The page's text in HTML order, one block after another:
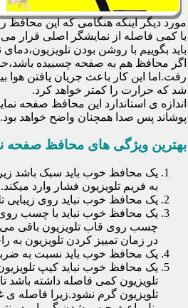
مورد دیگر اینکه هنگامی که این محافظ
با کمی فاصله از نمایشگر اصلی قرار می
باید بگوییم با روشن بودن
اگر محافظ هم به صفحه چسبیده
رفت.اما این کار باعث جریان یافتن هوا
شد که حرارت را کمتر خواهد کرد.
اندازه ی استاندارد این محافظ صفحه
پوشاند پس صدا همچنان واضح خواهد بود.
بهترین ویژگی های محافظ صفحه
یک محافظ خوب باید سبک باشد
به فریم تلویزیون فشار وارد میکند.
یک محافظ خوب نباید روی زیبایی
یک محافظ خوب نباید با چسب
چسب روی قاب تلویزیون باقی می
در زمان تمییز کردن تلویزیون به
یک محافظ خوب باید نسبت به
یک محافظ خوب نباید کیپ
تلویزیون کمی فاصله داشته باشد
تلویزیون گرم نشود.زیرا فاصله ی